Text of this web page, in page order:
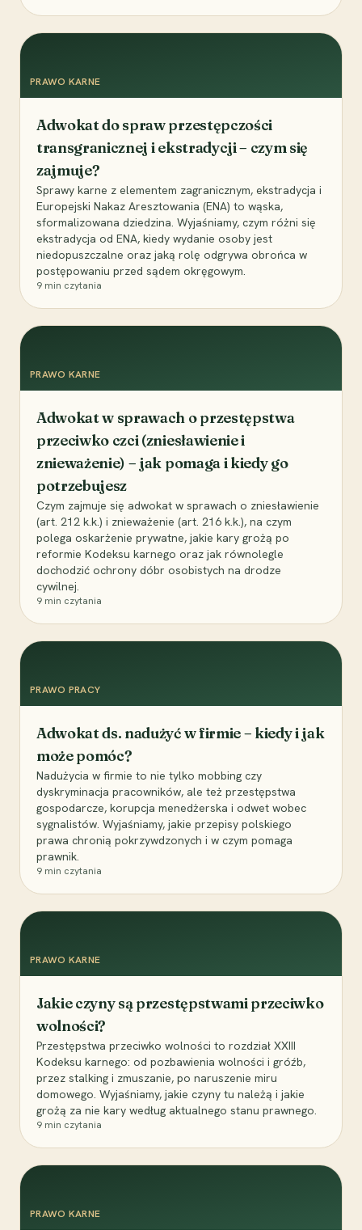
PRAWO KARNE
Adwokat do spraw przestępczości
transgranicznej i ekstradycji – czym się
zajmuje?
Sprawy karne z elementem zagranicznym, ekstradycja i
Europejski Nakaz Aresztowania (ENA) to wąska,
sformalizowana dziedzina. Wyjaśniamy, czym różni się
ekstradycja od ENA, kiedy wydanie osoby jest
niedopuszczalne oraz jaką rolę odgrywa obrońca w
postępowaniu przed sądem okręgowym.
9 min czytania
PRAWO KARNE
Adwokat w sprawach o przestępstwa
przeciwko czci (zniesławienie i
znieważenie) – jak pomaga i kiedy go
potrzebujesz
Czym zajmuje się adwokat w sprawach o zniesławienie
(art. 212 k.k.) i znieważenie (art. 216 k.k.), na czym
polega oskarżenie prywatne, jakie kary grożą po
reformie Kodeksu karnego oraz jak równolegle
dochodzić ochrony dóbr osobistych na drodze
cywilnej.
9 min czytania
PRAWO PRACY
Adwokat ds. nadużyć w firmie – kiedy i jak
może pomóc?
Nadużycia w firmie to nie tylko mobbing czy
dyskryminacja pracowników, ale też przestępstwa
gospodarcze, korupcja menedżerska i odwet wobec
sygnalistów. Wyjaśniamy, jakie przepisy polskiego
prawa chronią pokrzywdzonych i w czym pomaga
prawnik.
9 min czytania
PRAWO KARNE
Jakie czyny są przestępstwami przeciwko
wolności?
Przestępstwa przeciwko wolności to rozdział XXIII
Kodeksu karnego: od pozbawienia wolności i gróźb,
przez stalking i zmuszanie, po naruszenie miru
domowego. Wyjaśniamy, jakie czyny tu należą i jakie
grożą za nie kary według aktualnego stanu prawnego.
9 min czytania
PRAWO KARNE